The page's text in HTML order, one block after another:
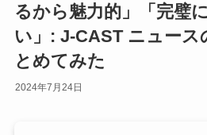
るから魅力的」「完璧
い」: J-CAST ニュース
とめてみた
2024年7月24日